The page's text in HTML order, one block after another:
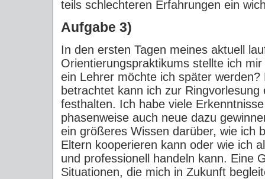
teils schlechteren Erfahrungen ein
Aufgabe 3)
In den ersten Tagen meines aktuell
Orientierungspraktikums stellte ich
ein Lehrer möchte ich später werden?
betrachtet kann ich zur
festhalten. Ich habe viele
phasenweise auch neue dazu
ein größeres Wissen darüber, wie ich
Eltern kooperieren kann oder wie ich
und professionell handeln kann. Eine
Situationen, die mich in Zukunft